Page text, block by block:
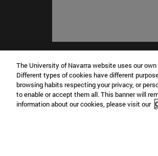
Campus Pamplona
The University of Navarra website uses our
Different types of cookies have different
browsing habits respecting your privacy, or
to enable or accept them all. This banner will
information about our cookies, please visit our